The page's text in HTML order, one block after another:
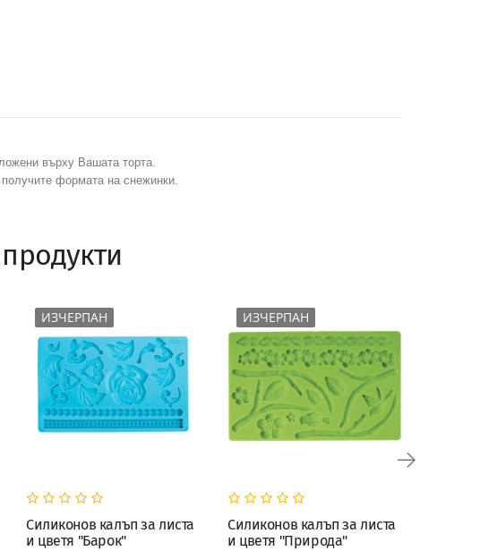
върху Вашата торта.
формата на снежинки.
ИЗЧЕРПАН
Силиконов калъп за листа
и цветя "Барок"
ИЗЧЕРПАН
Силиконов калъп за листа
и цветя "Природа"